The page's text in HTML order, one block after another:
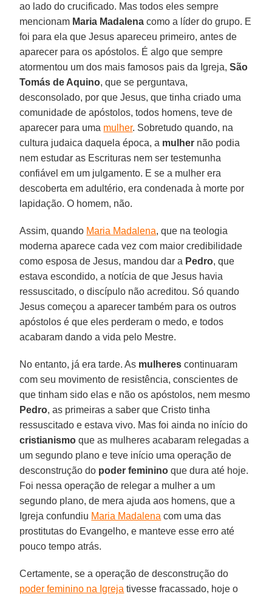
ao lado do crucificado. Mas todos eles sempre
mencionam Maria Madalena como a líder do grupo. E
foi para ela que Jesus apareceu primeiro, antes de
aparecer para os apóstolos. É algo que sempre
atormentou um dos mais famosos pais da Igreja,São
Tomás de Aquino, que se perguntava,
desconsolado, por que Jesus, que tinha criado uma
comunidade de apóstolos, todos homens, teve de
aparecer para uma mulher. Sobretudo quando, na
cultura judaica daquela época, a mulher não podia
nem estudar as Escrituras nem ser testemunha
confiável em um julgamento. E se a mulher era
descoberta em adultério, era condenada à morte por
lapidação. O homem, não.
Assim, quando Maria Madalena, que na teologia
moderna aparece cada vez com maior credibilidade
como esposa de Jesus, mandou dar a Pedro, que
estava escondido, a notícia de que Jesus havia
ressuscitado, o discípulo não acreditou. Só quando
Jesus começou a aparecer também para os outros
apóstolos é que eles perderam o medo, e todos
acabaram dando a vida pelo Mestre.
No entanto, já era tarde. As mulheres continuaram
com seu movimento de resistência, conscientes de
que tinham sido elas e não os apóstolos, nem mesmo
Pedro, as primeiras a saber que Cristo tinha
ressuscitado e estava vivo. Mas foi ainda no início do
cristianismo que as mulheres acabaram relegadas a
um segundo plano e teve início uma operação de
desconstrução do poder feminino que dura até hoje.
Foi nessa operação de relegar a mulher a um
segundo plano, de mera ajuda aos homens, que a
Igreja confundiu Maria Madalena com uma das
prostitutas do Evangelho, e manteve esse erro até
pouco tempo atrás.
Certamente, se a operação de desconstrução do
poder feminino na Igreja tivesse fracassado, hoje o